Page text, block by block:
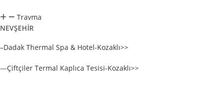
Travma
NEVŞEHİR
–Dadak Thermal Spa & Hotel-Kozaklı>>
—Çiftçiler Termal Kaplıca Tesisi-Kozaklı>>